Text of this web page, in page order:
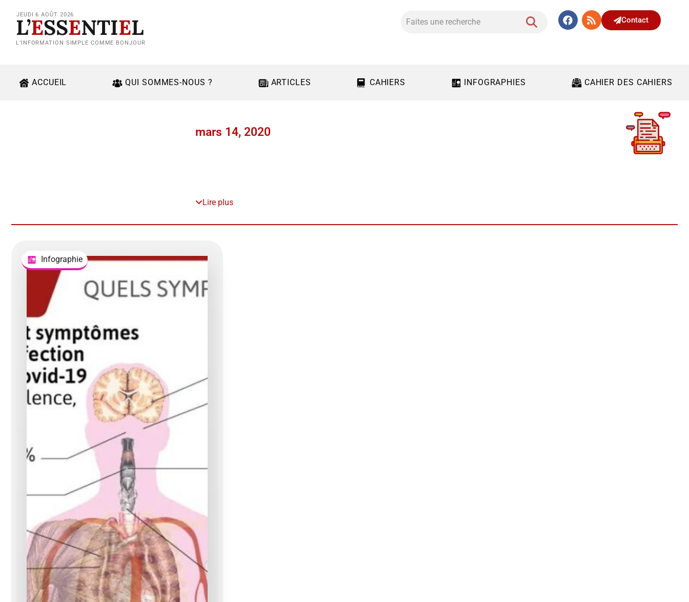
JEUDI 6 AOÛT 2026
L’ESSENTIEL
L’INFORMATION SIMPLE COMME BONJOUR
Contact
ACCUEIL QUI SOMMES-NOUS ? ARTICLES CAHIERS INFOGRAPHIES CAHIER DES CAHIERS
mars 14, 2020
Lire plus
Infographie